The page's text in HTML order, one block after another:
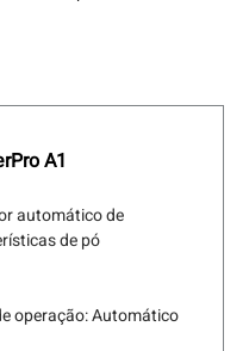
A1
automático de
de pó
operação: Automático